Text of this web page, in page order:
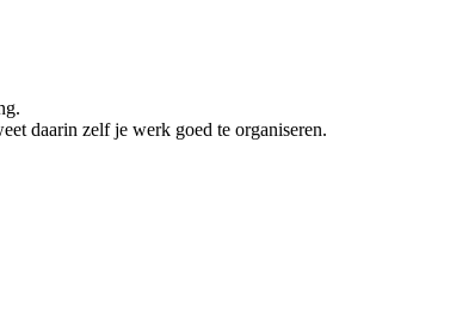
daarin zelf je werk goed te organiseren.